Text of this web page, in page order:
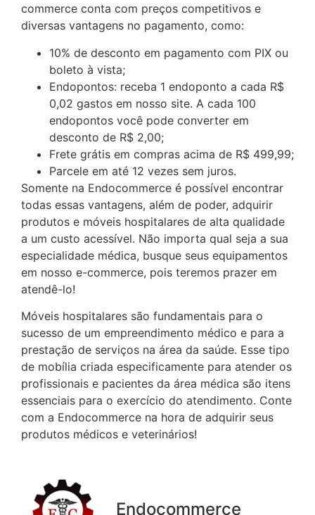
commerce conta com preços competitivos e
diversas vantagens no pagamento, como:
10% de desconto em pagamento com PIX ou
boleto à vista;
Endopontos: receba 1 endoponto a cada R$
0,02 gastos em nosso site. A cada 100
endopontos você pode converter em
desconto de R$ 2,00;
Frete grátis em compras acima de R$ 499,99;
Parcele em até 12 vezes sem juros.
Somente na Endocommerce é possível encontrar
todas essas vantagens, além de poder, adquirir
produtos e móveis hospitalares de alta qualidade
a um custo acessível. Não importa qual seja a sua
especialidade médica, busque seus equipamentos
em nosso e-commerce, pois teremos prazer em
atendê-lo!
Móveis hospitalares são fundamentais para o
sucesso de um empreendimento médico e para a
prestação de serviços na área da saúde. Esse tipo
de mobília criada especificamente para atender os
profissionais e pacientes da área médica são itens
essenciais para o exercício do atendimento. Conte
com a Endocommerce na hora de adquirir seus
produtos médicos e veterinários!
Endocommerce